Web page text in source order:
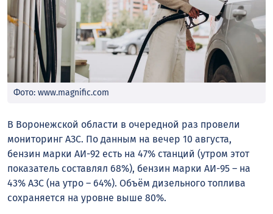
Фото: www.magnific.com
В Воронежской области в очередной раз провели
мониторинг АЗС. По данным на вечер 10 августа,
бензин марки АИ-92 есть на 47% станций (утром этот
показатель составлял 68%), бензин марки АИ-95 – на
43% АЗС (на утро – 64%). Объём дизельного топлива
сохраняется на уровне выше 80%.